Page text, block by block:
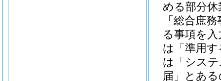
める部分
「総合庶
る事項を
は「準用
は「シス
届」とあ